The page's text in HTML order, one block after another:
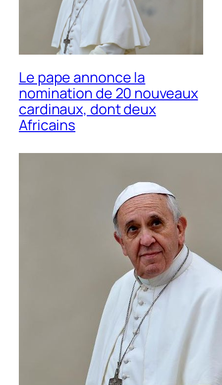
Le pape annonce la
nomination de 20 nouveaux
cardinaux, dont deux
Africains